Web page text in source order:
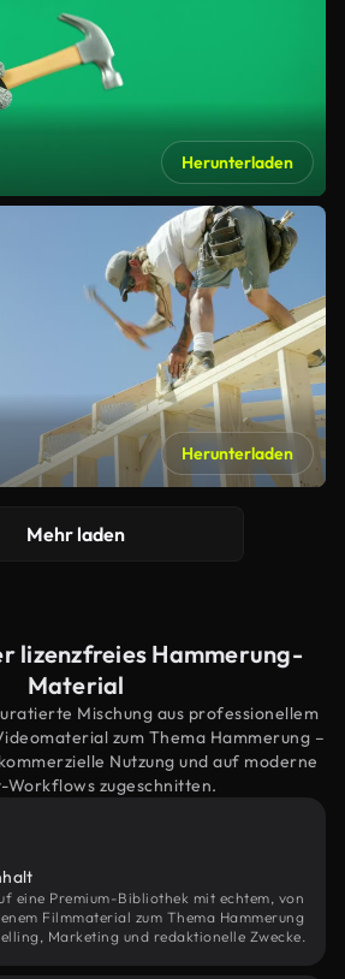
Herunterladen
Herunterladen
Mehr laden
lizenzfreies Hammerung-
Material
Mischung aus professionellem
zum Thema Hammerung –
Nutzung und auf moderne
Workflows zugeschnitten.
eine Premium-Bibliothek mit echtem, von
Filmmaterial zum Thema Hammerung
Marketing und redaktionelle Zwecke.